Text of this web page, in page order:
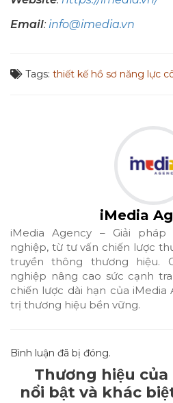
Email: info@imedia.vn
Tags: thiết kế hồ sơ năng lực
iMedia
iMedia Agency – Giải
nghiệp, từ tư vấn chiến lược
truyền thông thương hiệu.
nghiệp nâng cao sức cạnh
chiến lược dài hạn của iMedia
trị thương hiệu bền vững.
Bình luận đã bị đóng.
Thương hiệu
nổi bật và khác